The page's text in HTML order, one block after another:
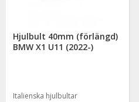
Hjulbult 40mm (förlängd)
BMW X1 U11 (2022-)
Italienska hjulbultar